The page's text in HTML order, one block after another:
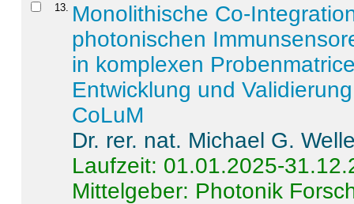
13
Monolithische Co-
photonischen
in komplexen
Entwicklung und
CoLuM
Dr. rer. nat. Michael G.
Laufzeit: 01.01.2025-
Mittelgeber: Photonik